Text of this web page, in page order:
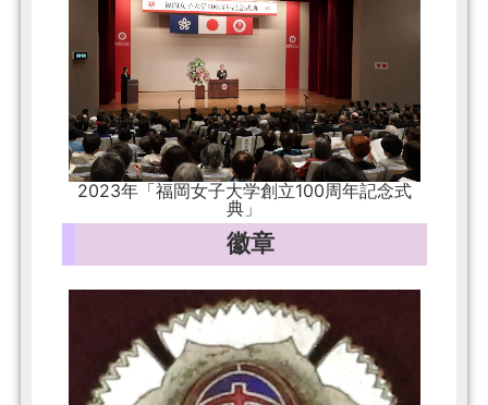
2023年「福岡女子大学創立100周年記念式
典」
徽章